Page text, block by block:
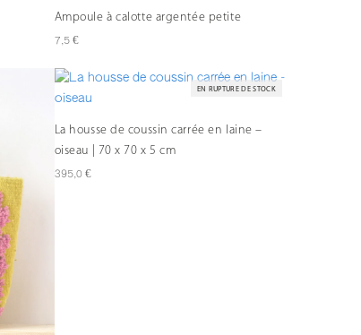
Ampoule à calotte argentée petite
7,5 €
EN RUPTURE DE STOCK
La housse de coussin carrée en laine –
oiseau | 70 x 70 x 5 cm
395,0 €